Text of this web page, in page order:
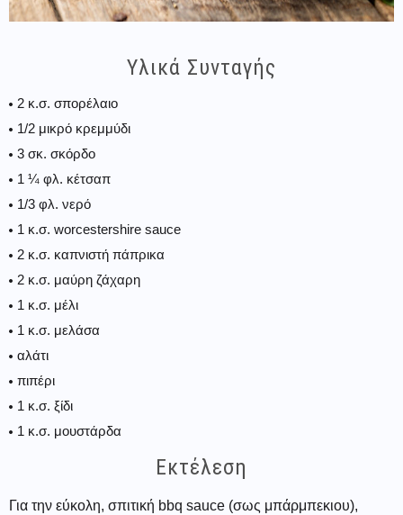
Υλικά Συνταγής
2 κ.σ. σπορέλαιο
1/2 μικρό κρεμμύδι
3 σκ. σκόρδο
1 ¼ φλ. κέτσαπ
1/3 φλ. νερό
1 κ.σ. worcestershire sauce
2 κ.σ. καπνιστή πάπρικα
2 κ.σ. μαύρη ζάχαρη
1 κ.σ. μέλι
1 κ.σ. μελάσα
αλάτι
πιπέρι
1 κ.σ. ξίδι
1 κ.σ. μουστάρδα
Εκτέλεση
Για την εύκολη, σπιτική bbq sauce (σως μπάρμπεκιου),